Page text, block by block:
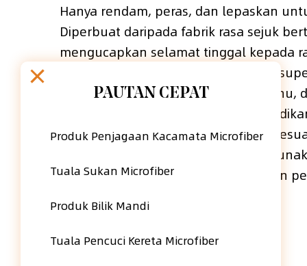
Hanya rendam, peras, dan lepaskan
Diperbuat daripada fabrik rasa sejuk
mengucapkan selamat tinggal kepada
Penggunaan bahan mesh bernafas
permukaan badan, menurunkan
mempunyai komponen kimia,
Fabrik sarang lebah Penyejuk kami
perkhemahan, dll. Ia juga boleh
matahari, penyerapan lembapan dan
PAUTAN CEPAT
Produk Penjagaan Kacamata Microfiber
Tuala Sukan Microfiber
Produk Bilik Mandi
Tuala Pencuci Kereta Microfiber